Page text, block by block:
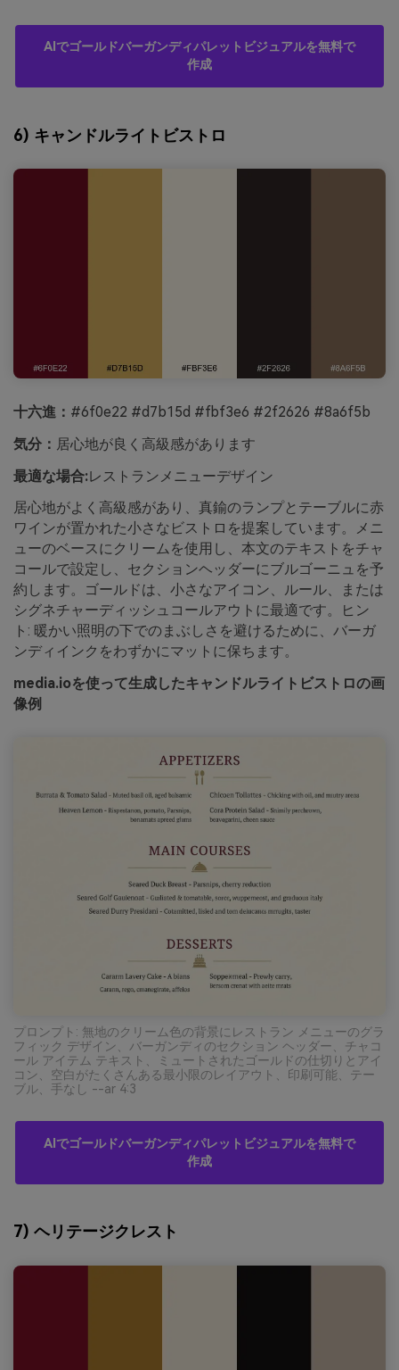
AIでゴールドバーガンディパレットビジュアルを無料で
作成
6) キャンドルライトビストロ
十六進： #6f0e22 #d7b15d #fbf3e6 #2f2626 #8a6f5b
気分： 居心地が良く高級感があります
最適な場合:レストランメニューデザイン
居心地がよく高級感があり、真鍮のランプとテーブルに赤
ワインが置かれた小さなビストロを提案しています。メニ
ューのベースにクリームを使用し、本文のテキストをチャ
コールで設定し、セクションヘッダーにブルゴーニュを予
約します。ゴールドは、小さなアイコン、ルール、または
シグネチャーディッシュコールアウトに最適です。ヒン
ト: 暖かい照明の下でのまぶしさを避けるために、バーガ
ンディインクをわずかにマットに保ちます。
media.ioを使って生成したキャンドルライトビストロの画
像例
プロンプト: 無地のクリーム色の背景にレストラン メニューのグラ
フィック デザイン、バーガンディのセクション ヘッダー、チャコ
ール アイテム テキスト、ミュートされたゴールドの仕切りとアイ
コン、空白がたくさんある最小限のレイアウト、印刷可能、テー
ブル、手なし --ar 4:3
AIでゴールドバーガンディパレットビジュアルを無料で
作成
7) ヘリテージクレスト